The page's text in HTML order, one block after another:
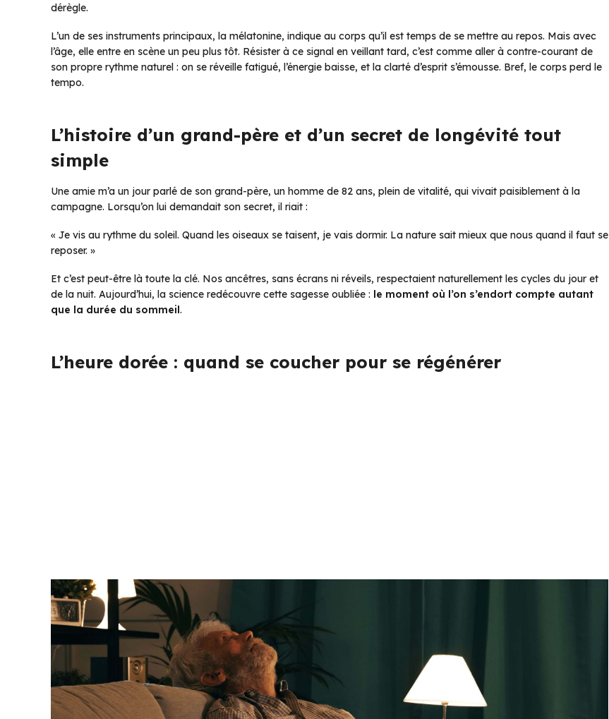
dérègle.
L’un de ses instruments principaux, la mélatonine, indique au corps qu’il est temps de se mettre au repos. Mais avec
l’âge, elle entre en scène un peu plus tôt. Résister à ce signal en veillant tard, c’est comme aller à contre-courant de
son propre rythme naturel : on se réveille fatigué, l’énergie baisse, et la clarté d’esprit s’émousse. Bref, le corps perd le
tempo.
L’histoire d’un grand-père et d’un secret de longévité tout
simple
Une amie m’a un jour parlé de son grand-père, un homme de 82 ans, plein de vitalité, qui vivait paisiblement à la
campagne. Lorsqu’on lui demandait son secret, il riait :
« Je vis au rythme du soleil. Quand les oiseaux se taisent, je vais dormir. La nature sait mieux que nous quand il faut se
reposer. »
Et c’est peut-être là toute la clé. Nos ancêtres, sans écrans ni réveils, respectaient naturellement les cycles du jour et
de la nuit. Aujourd’hui, la science redécouvre cette sagesse oubliée : le moment où l’on s’endort compte autant
que la durée du sommeil.
L’heure dorée : quand se coucher pour se régénérer